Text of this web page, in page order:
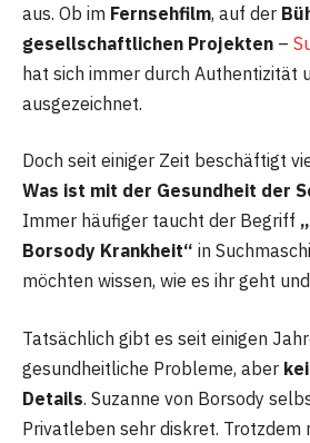
aus. Ob im Fernsehfilm, auf der
gesellschaftlichen Projekten –
hat sich immer durch Authentizität
ausgezeichnet.
Doch seit einiger Zeit beschäftigt
Was ist mit der Gesundheit der
Immer häufiger taucht der Begriff
Borsody Krankheit“ in
möchten wissen, wie es ihr geht
Tatsächlich gibt es seit einigen
gesundheitliche Probleme, aber
Details. Suzanne von Borsody
Privatleben sehr diskret. Trotzdem